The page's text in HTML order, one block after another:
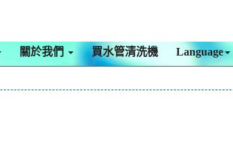
關於我們 買水管清洗機 Language